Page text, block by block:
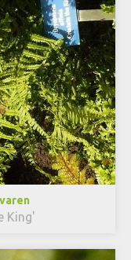
King'